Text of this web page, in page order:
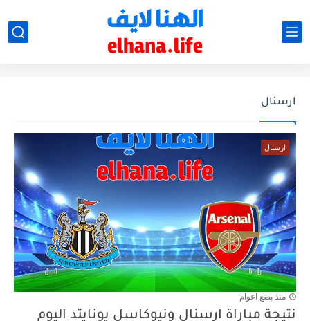
ارسنال
ارسنال
منذ بضع اعوام
نتيجة مباراة ارسنال ونيوكاسل يونايتد اليوم